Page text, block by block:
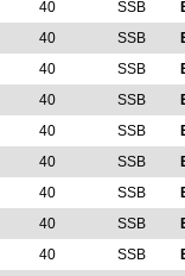
40 SSB
40 SSB
40 SSB
40 SSB
40 SSB
40 SSB
40 SSB
40 SSB
40 SSB